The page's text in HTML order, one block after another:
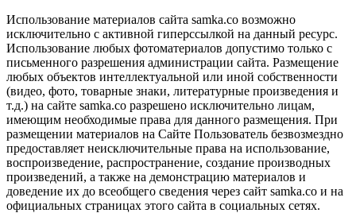
Использование материалов сайта samka.co возможно
исключительно с активной гиперссылкой на данный ресурс.
Использование любых фотоматериалов допустимо только с
письменного разрешения администрации сайта. Размещение
любых объектов интеллектуальной или иной собственности
(видео, фото, товарные знаки, литературные произведения и
т.д.) на сайте samka.co разрешено исключительно лицам,
имеющим необходимые права для данного размещения. При
размещении материалов на Сайте Пользователь безвозмездно
предоставляет неисключительные права на использование,
воспроизведение, распространение, создание производных
произведений, а также на демонстрацию материалов и
доведение их до всеобщего сведения через сайт samka.co и на
официальных страницах этого сайта в социальных сетях.